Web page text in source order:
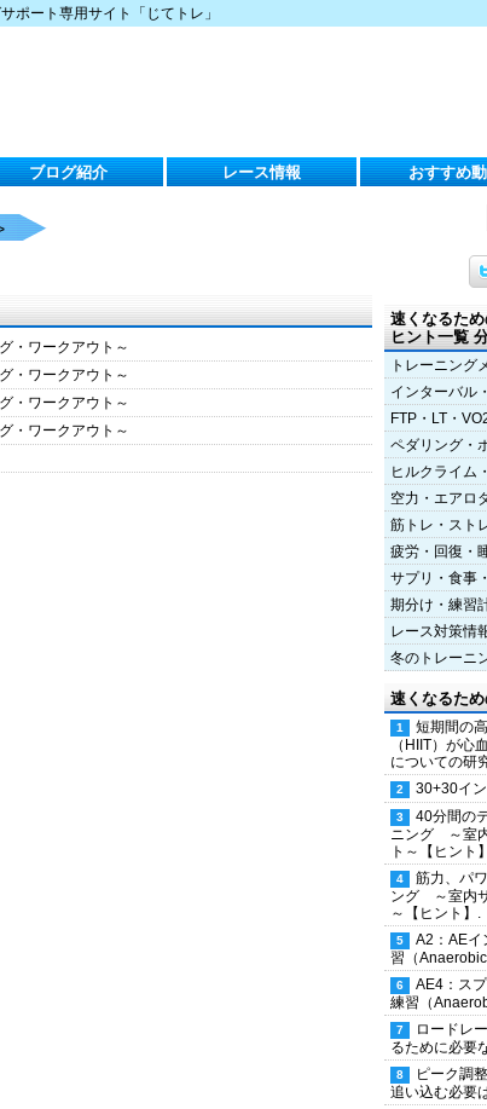
ポート専用サイト「じてトレ」
ブログ紹介 レース情報 おすすめ
・ワークアウト～
・ワークアウト～
・ワークアウト～
・ワークアウト～
速くなるた
ヒント一覧
トレーニング
インターバル
FTP・LT・
ペダリング・
ヒルクライム
空力・エアロ
筋トレ・スト
疲労・回復・
サプリ・食事
期分け・練習
レース対策情
冬のトレーニ
速くなるた
短期間の
（HIIT）が心
についての研
30+30イ
40分間の
ニング ～室
ト～【ヒント
筋力、パ
ング ～室内
～【ヒント】.
A2：AE
習（
AE4：ス
練習（
ロードレ
るために必要
ピーク調
追い込む必要